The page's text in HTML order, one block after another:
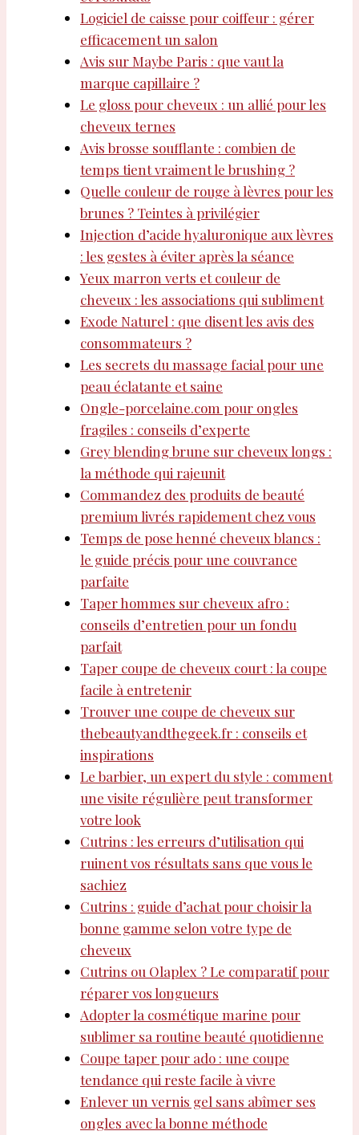
Logiciel de caisse pour coiffeur : gérer
efficacement un salon
Avis sur Maybe Paris : que vaut la
marque capillaire ?
Le gloss pour cheveux : un allié pour les
cheveux ternes
Avis brosse soufflante : combien de
temps tient vraiment le brushing ?
Quelle couleur de rouge à lèvres pour les
brunes ? Teintes à privilégier
Injection d’acide hyaluronique aux lèvres
: les gestes à éviter après la séance
Yeux marron verts et couleur de
cheveux : les associations qui subliment
Exode Naturel : que disent les avis des
consommateurs ?
Les secrets du massage facial pour une
peau éclatante et saine
Ongle-porcelaine.com pour ongles
fragiles : conseils d’experte
Grey blending brune sur cheveux longs :
la méthode qui rajeunit
Commandez des produits de beauté
premium livrés rapidement chez vous
Temps de pose henné cheveux blancs :
le guide précis pour une couvrance
parfaite
Taper hommes sur cheveux afro :
conseils d’entretien pour un fondu
parfait
Taper coupe de cheveux court : la coupe
facile à entretenir
Trouver une coupe de cheveux sur
thebeautyandthegeek.fr : conseils et
inspirations
Le barbier, un expert du style : comment
une visite régulière peut transformer
votre look
Cutrins : les erreurs d’utilisation qui
ruinent vos résultats sans que vous le
sachiez
Cutrins : guide d’achat pour choisir la
bonne gamme selon votre type de
cheveux
Cutrins ou Olaplex ? Le comparatif pour
réparer vos longueurs
Adopter la cosmétique marine pour
sublimer sa routine beauté quotidienne
Coupe taper pour ado : une coupe
tendance qui reste facile à vivre
Enlever un vernis gel sans abîmer ses
ongles avec la bonne méthode